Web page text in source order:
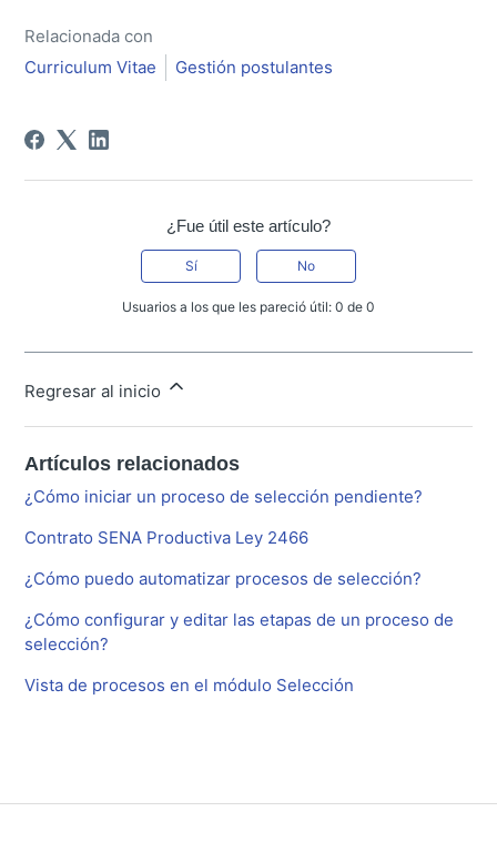
Relacionada con
Curriculum Vitae
Gestión postulantes
¿Fue útil este artículo?
Sí No
Usuarios a los que les pareció útil: 0 de 0
Regresar al inicio
Artículos relacionados
¿Cómo iniciar un proceso de selección pendiente?
Contrato SENA Productiva Ley 2466
¿Cómo puedo automatizar procesos de selección?
¿Cómo configurar y editar las etapas de un proceso de
selección?
Vista de procesos en el módulo Selección